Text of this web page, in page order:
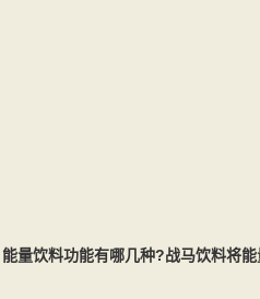
能量饮料功能有哪几种?战马饮料将